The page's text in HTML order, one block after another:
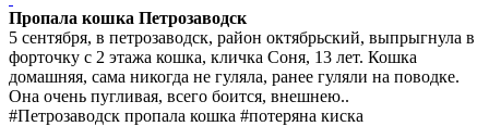
Пропала кошка Петрозаводск
5 сентября, в петрозаводск, район октябрьский, выпрыгнула в
форточку с 2 этажа кошка, кличка Соня, 13 лет. Кошка
домашняя, сама никогда не гуляла, ранее гуляли на поводке.
Она очень пугливая, всего боится, внешнею..
#Петрозаводск пропала кошка #потеряна киска